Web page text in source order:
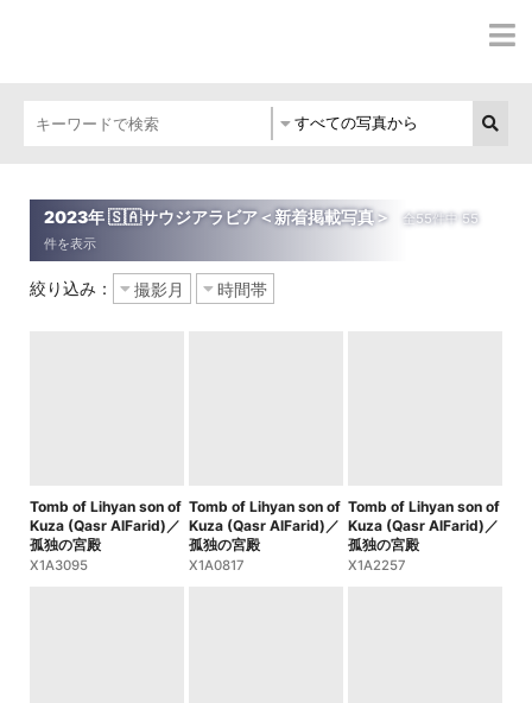
2023年 🇸🇦サウジアラビア＜新着掲載写真＞
絞り込み：
Tomb of Lihyan son of
Kuza (Qasr AlFarid)／
孤独の宮殿
X1A3095
Tomb of Lihyan son of
Kuza (Qasr AlFarid)／
孤独の宮殿
X1A0817
Tomb of Lihyan son of
Kuza (Qasr AlFarid)／
孤独の宮殿
X1A2257